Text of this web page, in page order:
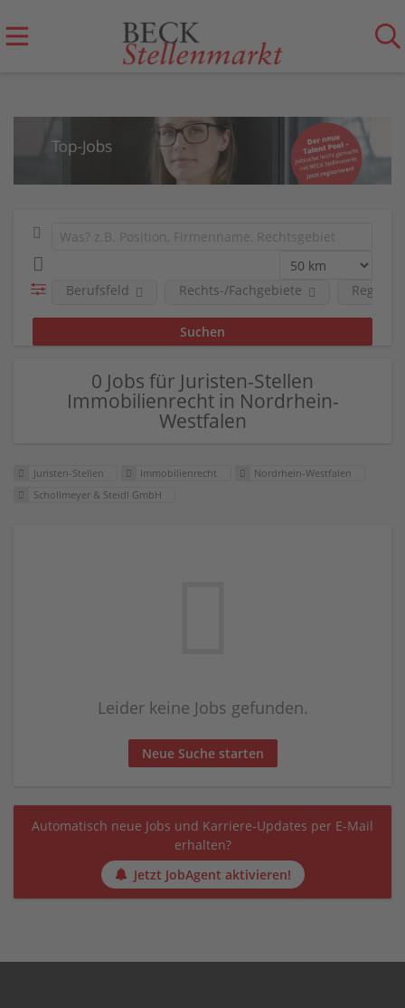
Berufsfeld Rechts-/Fachgebiete Region
0 Jobs für Juristen-Stellen
Immobilienrecht in Nordrhein-
Westfalen
Juristen-Stellen Immobilienrecht
Nordrhein-Westfalen
Schollmeyer & Steidl GmbH
Leider keine Jobs gefunden.
Neue Suche starten
Automatisch neue Jobs und Karriere-Updates per E-Mail
erhalten?
Jetzt JobAgent aktivieren!